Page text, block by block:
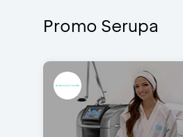
Promo Serupa